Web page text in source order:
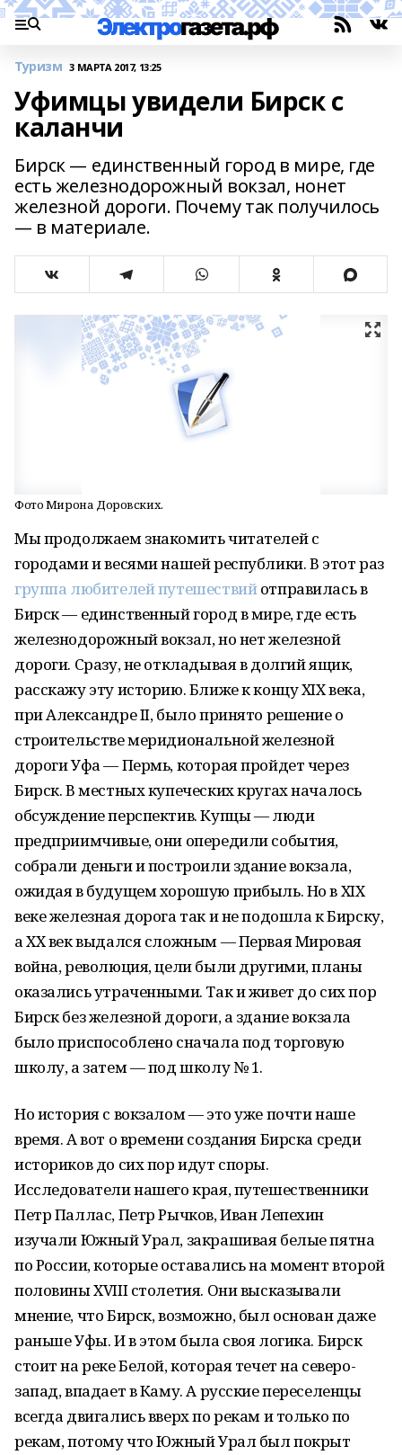
Туризм 3 МАРТА 2017, 13:25
Уфимцы увидели Бирск с
каланчи
Бирск — единственный город в мире, где
есть железнодорожный вокзал, нонет
железной дороги. Почему так получилось
— в материале.
Фото Мирона Доровских.
Мы продолжаем знакомить читателей с
городами и весями нашей республики. В этот раз
группа любителей путешествийотправилась в
Бирск — единственный город в мире, где есть
железнодорожный вокзал, но нет железной
дороги. Сразу, не откладывая в долгий ящик,
расскажу эту историю. Ближе к концу XIX века,
при Александре II, было принято решение о
строительстве меридиональной железной
дороги Уфа — Пермь, которая пройдет через
Бирск. В местных купеческих кругах началось
обсуждение перспектив. Купцы — люди
предприимчивые, они опередили события,
собрали деньги и построили здание вокзала,
ожидая в будущем хорошую прибыль. Но в XIX
веке железная дорога так и не подошла к Бирску,
а XX век выдался сложным — Первая Мировая
война, революция, цели были другими, планы
оказались утраченными. Так и живет до сих пор
Бирск без железной дороги, а здание вокзала
было приспособлено сначала под торговую
школу, а затем — под школу № 1.
Но история с вокзалом — это уже почти наше
время. А вот о времени создания Бирска среди
историков до сих пор идут споры.
Исследователи нашего края, путешественники
Петр Паллас, Петр Рычков, Иван Лепехин
изучали Южный Урал, закрашивая белые пятна
по России, которые оставались на момент второй
половины XVIII столетия. Они высказывали
мнение, что Бирск, возможно, был основан даже
раньше Уфы. И в этом была своя логика. Бирск
стоит на реке Белой, которая течет на северо-
запад, впадает в Каму. А русские переселенцы
всегда двигались вверх по рекам и только по
рекам, потому что Южный Урал был покрыт